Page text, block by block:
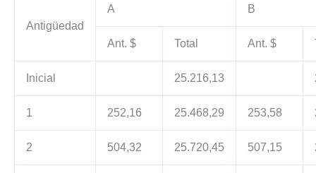
Antigüedad
A B
Ant. $ Total Ant. $
Inicial 25.216,13
1 252,16 25.468,29 253,58
2 504,32 25.720,45 507,15